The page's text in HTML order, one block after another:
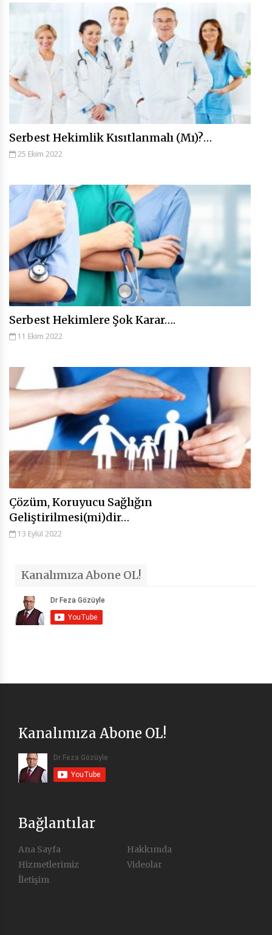
Serbest Hekimlik Kısıtlanmalı (Mı)?…
25 Ekim 2022
Serbest Hekimlere Şok Karar….
11 Ekim 2022
Çözüm, Koruyucu Sağlığın
Geliştirilmesi(mi)dir…
13 Eylül 2022
Kanalımıza Abone OL!
Kanalımıza Abone OL!
Bağlantılar
Ana Sayfa
Hakkımda
Hizmetlerimiz
Videolar
İletişim